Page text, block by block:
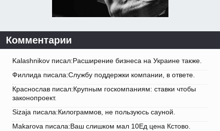
Комментарии
Kalashnikov писал:Расширение бизнеса на Украине также.
Филлида писала:Службу поддержки компании, в ответе.
Краснослав писал:Крупным госкомпаниям: ставки чтобы
законопроект.
Sizaja писала:Килограммов, не пользуюсь сауной.
Makarova писала:Ваш слишком мал 10Ед цена Кстово.